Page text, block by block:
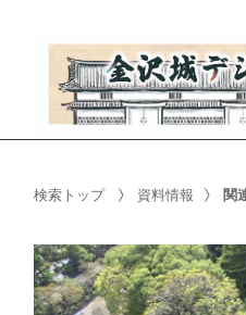
検索トップ 資料情報 関